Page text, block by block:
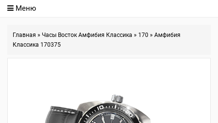
Меню
Главная » Часы Восток Амфибия Классика » 170 » Амфибия
Классика 170375